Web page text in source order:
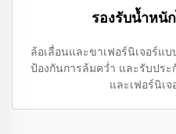
รองรับน้ำหนั
ล้อเลื่อนและขาเฟอร์นิเจอร์แ
ป้องกันการล้มคว่ำ และรับประ
และเฟอร์นิเ